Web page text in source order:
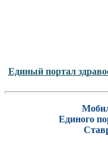
Единый портал
Единого